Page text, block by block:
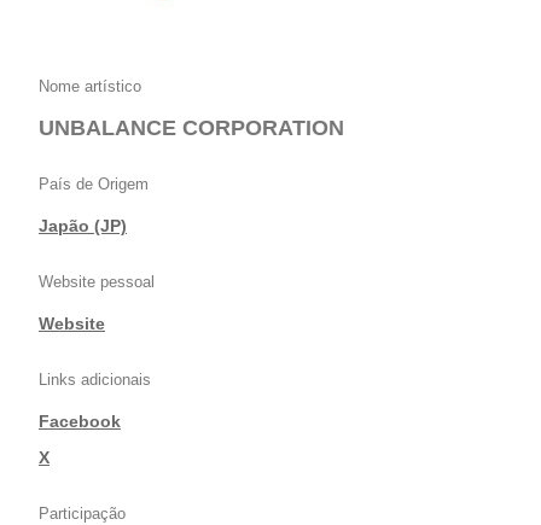
Nome artístico
UNBALANCE CORPORATION
País de Origem
Japão (JP)
Website pessoal
Website
Links adicionais
Facebook
|X
Participação